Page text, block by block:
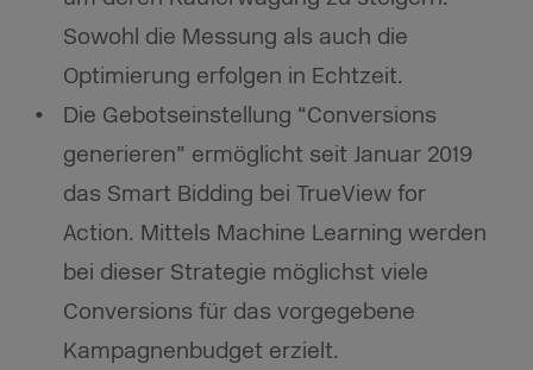
Sowohl die Messung als auch die
Optimierung erfolgen in Echtzeit.
Die Gebotseinstellung “Conversions
generieren” ermöglicht seit Januar 2019
das Smart Bidding bei TrueView for
Action. Mittels Machine Learning werden
bei dieser Strategie möglichst viele
Conversions für das vorgegebene
Kampagnenbudget erzielt.